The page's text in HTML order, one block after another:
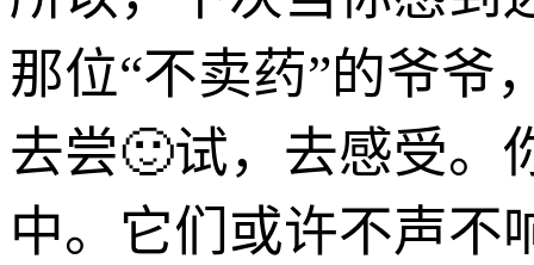
那位“不卖药”的爷爷
去尝🙂试，去感受。
中。它们或许不声不